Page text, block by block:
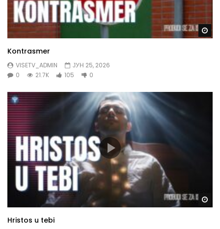
Kontrasmer
VISETV_ADMIN
ЈУН 25, 2026
0
21.7K 105 0
Hristos u tebi